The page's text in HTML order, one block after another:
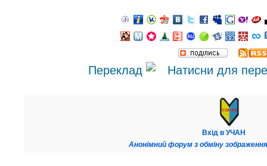
Переклад
Вхід в УЧАН
Анонімний форум з обміну